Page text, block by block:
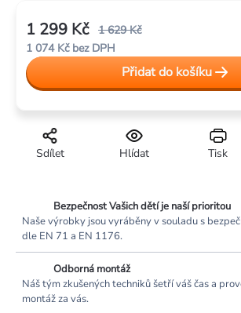
Tisk
Hlídat
Sdílet
1 629 Kč
1 299 Kč
1 074 Kč bez DPH
Měrná
cena:
Přidat do košíku
Bezpečnost Vašich dětí je naší prioritou
Naše výrobky jsou vyráběny v souladu s
dle EN 71 a EN 1176.
Odborná montáž
Náš tým zkušených techniků šetří váš čas a
montáž za vás.